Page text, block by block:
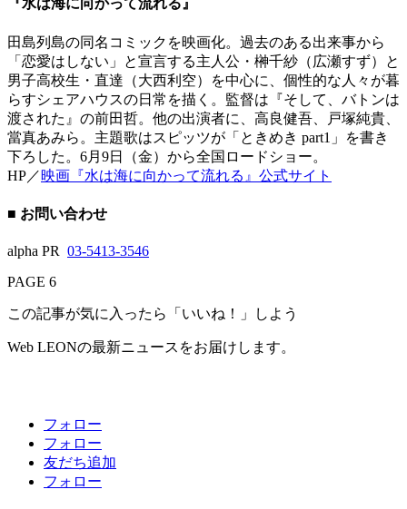
『水は海に向かって流れる』
田島列島の同名コミックを映画化。過去のある出来事から
「恋愛はしない」と宣言する主人公・榊千紗（広瀬すず）と
男子高校生・直達（大西利空）を中心に、個性的な人々が暮
らすシェアハウスの日常を描く。監督は『そして、バトンは
渡された』の前田哲。他の出演者に、高良健吾、戸塚純貴、
當真あみら。主題歌はスピッツが「ときめき part1」を書き
下ろした。6月9日（金）から全国ロードショー。
HP／映画『水は海に向かって流れる』公式サイト
■ お問い合わせ
alpha PR 03-5413-3546
PAGE 6
この記事が気に入ったら「いいね！」しよう
Web LEONの最新ニュースをお届けします。
フォロー
フォロー
友だち追加
フォロー